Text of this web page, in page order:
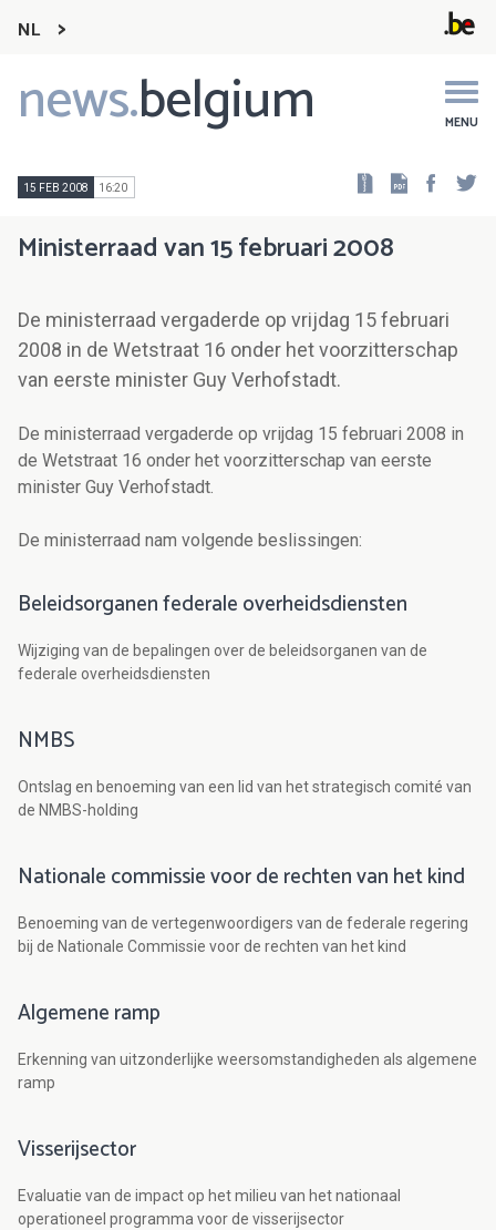
NL
news.belgium MENU
Main
navigation
15 FEB 2008 16:20
Ministerraad van 15 februari 2008
De ministerraad vergaderde op vrijdag 15 februari
2008 in de Wetstraat 16 onder het voorzitterschap
van eerste minister Guy Verhofstadt.
De ministerraad vergaderde op vrijdag 15 februari 2008 in
de Wetstraat 16 onder het voorzitterschap van eerste
minister Guy Verhofstadt.
De ministerraad nam volgende beslissingen:
Beleidsorganen federale overheidsdiensten
Wijziging van de bepalingen over de beleidsorganen van de
federale overheidsdiensten
NMBS
Ontslag en benoeming van een lid van het strategisch comité van
de NMBS-holding
Nationale commissie voor de rechten van het kind
Benoeming van de vertegenwoordigers van de federale regering
bij de Nationale Commissie voor de rechten van het kind
Algemene ramp
Erkenning van uitzonderlijke weersomstandigheden als algemene
ramp
Visserijsector
Evaluatie van de impact op het milieu van het nationaal
operationeel programma voor de visserijsector